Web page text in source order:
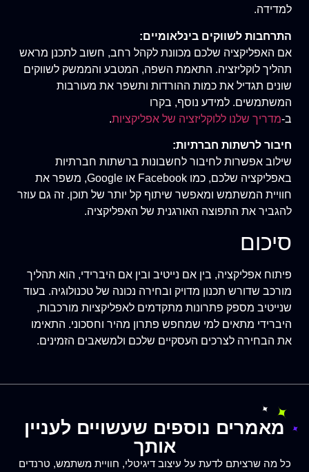
למדידה.
התרחבות לשווקים בינלאומיים:
אם האפליקציה שלכם מכוונת לקהל רחב, חשוב לתכנן מראש
תהליך לוקליזציה. התאמת השפה, המטבע והממשק לשווקים
שונים תגדיל את כמות ההורדות ותשפר את מעורבות
המשתמשים. למידע נוסף, בקרו
ב-מדריך שלנו ללוקליזציה של אפליקציות.
חיבור לרשתות חברתיות:
שילוב אפשרות לחיבור לחשבונות ברשתות חברתיות
באפליקציה שלכם, כמו Facebook או Google, משפר את
חוויית המשתמש ומאפשר שיתוף קל יותר של תוכן. זה גם עוזר
להגביר את התפוצה האורגנית של האפליקציה.
סיכום
פיתוח אפליקציה, בין אם נייטיב ובין אם היברידי, הוא תהליך
מורכב שדורש תכנון מדויק ובחירה נכונה של טכנולוגיה. בעוד
שנייטיב מספק פתרונות מתקדמים לאפליקציות מורכבות,
היברידי מתאים למי שמחפש פתרון מהיר וחסכוני. התאימו
את הבחירה לצרכים העסקיים שלכם ולמשאבים הזמינים.
מאמרים נוספים שעשויים לעניין
אותך
כל מה שרציתם לדעת על עיצוב דיגיטלי, חוויית משתמש, טרנדים